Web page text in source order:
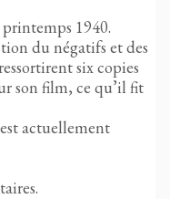
1940.
du négatifs et des
six copies
son film, ce qu’il fit
actuellement